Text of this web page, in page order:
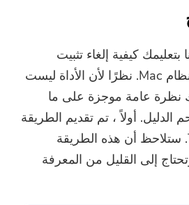
كيفية إلغاء تثبيت
Tuxera NTFS على نظام Mac. نظرًا لأن الأداة ليست
نظرة عامة موجزة على ما
الدليل. أولاً ، تم تقديم الطريقة
اليدوية لإزالة Tuxera. ستلاحظ أن هذه الطريقة
إلى القليل من المعرفة